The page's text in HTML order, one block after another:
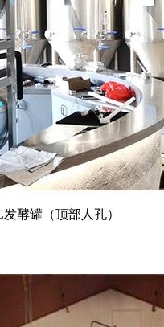
酵罐（顶部人孔）